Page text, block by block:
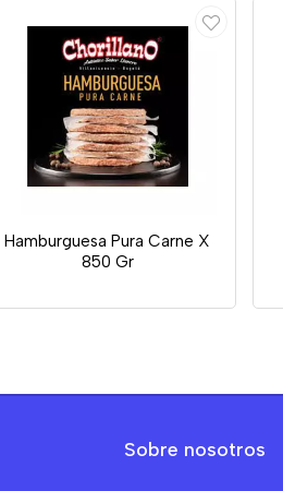
Hamburguesa Pura Carne X
850 Gr
Sobre nosotros